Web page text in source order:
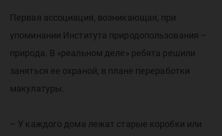
Первая ассоциация, возникающая, при
упоминании Института природопользования –
природа. В «реальном деле» ребята решили
заняться ее охраной, в плане переработки
макулатуры.
– У каждого дома лежат старые коробки или